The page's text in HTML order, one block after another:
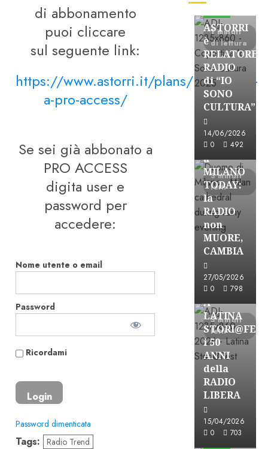
di abbonamento
puoi cliccare
sul seguente link:
https://www.astorri.it/plans/iscrizione-
a-pro-access/
Se sei già abbonato a
PRO ACCESS
digita user e
password per
accedere:
Nome utente o email
Password
Ricordami
Password dimenticata
Tags: Radio Trend
1 minuti
di lettura
ASTORRI
è
RELATORE
RADIO
di “IO
SONO
CULTURA”
14/06/2026
0
492
3 minuti
letti
FREE
ASTORRI
a
MILANO
TODAY:
la
RADIO
non
MUORE,
CAMBIA
27/05/2026
0
798
3 minuti
letti
Astorri News
FREE
A
LATINA
i 50
ANNI
della
RADIO
LIBERA
15/04/2026
0
703
Astorri News